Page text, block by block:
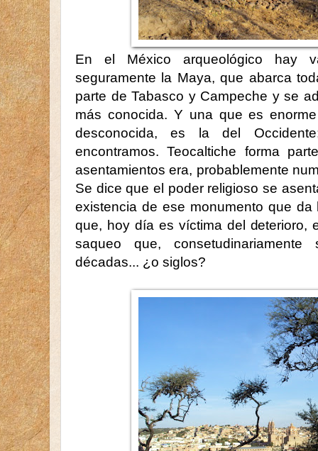
En el México arqueológico hay
seguramente la Maya, que abarca
parte de Tabasco y Campeche y se
más conocida. Y una que es
desconocida, es la del
encontramos. Teocaltiche forma
asentamientos era, probablemente
Se dice que el poder religioso se
existencia de ese monumento que
que, hoy día es víctima del deterioro,
saqueo que,
décadas... ¿o siglos?